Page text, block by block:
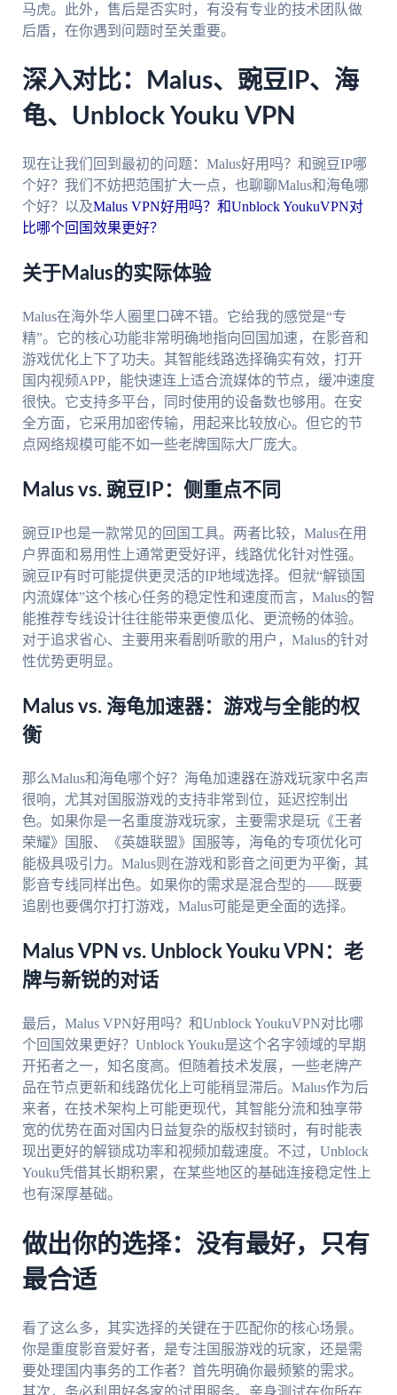
马虎。此外，售后是否实时，有没有专业的技术团队做
后盾，在你遇到问题时至关重要。
深入对比：Malus、豌豆IP、海
龟、Unblock Youku VPN
现在让我们回到最初的问题：Malus好用吗？和豌豆IP哪
个好？我们不妨把范围扩大一点，也聊聊Malus和海龟哪
个好？以及Malus VPN好用吗？和Unblock YoukuVPN对
比哪个回国效果更好？
关于Malus的实际体验
Malus在海外华人圈里口碑不错。它给我的感觉是“专
精”。它的核心功能非常明确地指向回国加速，在影音和
游戏优化上下了功夫。其智能线路选择确实有效，打开
国内视频APP，能快速连上适合流媒体的节点，缓冲速度
很快。它支持多平台，同时使用的设备数也够用。在安
全方面，它采用加密传输，用起来比较放心。但它的节
点网络规模可能不如一些老牌国际大厂庞大。
Malus vs. 豌豆IP：侧重点不同
豌豆IP也是一款常见的回国工具。两者比较，Malus在用
户界面和易用性上通常更受好评，线路优化针对性强。
豌豆IP有时可能提供更灵活的IP地域选择。但就“解锁国
内流媒体”这个核心任务的稳定性和速度而言，Malus的智
能推荐专线设计往往能带来更傻瓜化、更流畅的体验。
对于追求省心、主要用来看剧听歌的用户，Malus的针对
性优势更明显。
Malus vs. 海龟加速器：游戏与全能的权
衡
那么Malus和海龟哪个好？海龟加速器在游戏玩家中名声
很响，尤其对国服游戏的支持非常到位，延迟控制出
色。如果你是一名重度游戏玩家，主要需求是玩《王者
荣耀》国服、《英雄联盟》国服等，海龟的专项优化可
能极具吸引力。Malus则在游戏和影音之间更为平衡，其
影音专线同样出色。如果你的需求是混合型的——既要
追剧也要偶尔打打游戏，Malus可能是更全面的选择。
Malus VPN vs. Unblock Youku VPN：老
牌与新锐的对话
最后，Malus VPN好用吗？和Unblock YoukuVPN对比哪
个回国效果更好？Unblock Youku是这个名字领域的早期
开拓者之一，知名度高。但随着技术发展，一些老牌产
品在节点更新和线路优化上可能稍显滞后。Malus作为后
来者，在技术架构上可能更现代，其智能分流和独享带
宽的优势在面对国内日益复杂的版权封锁时，有时能表
现出更好的解锁成功率和视频加载速度。不过，Unblock
Youku凭借其长期积累，在某些地区的基础连接稳定性上
也有深厚基础。
做出你的选择：没有最好，只有
最合适
看了这么多，其实选择的关键在于匹配你的核心场景。
你是重度影音爱好者，是专注国服游戏的玩家，还是需
要处理国内事务的工作者？首先明确你最频繁的需求。
其次，务必利用好各家的试用服务。亲身测试在你所在